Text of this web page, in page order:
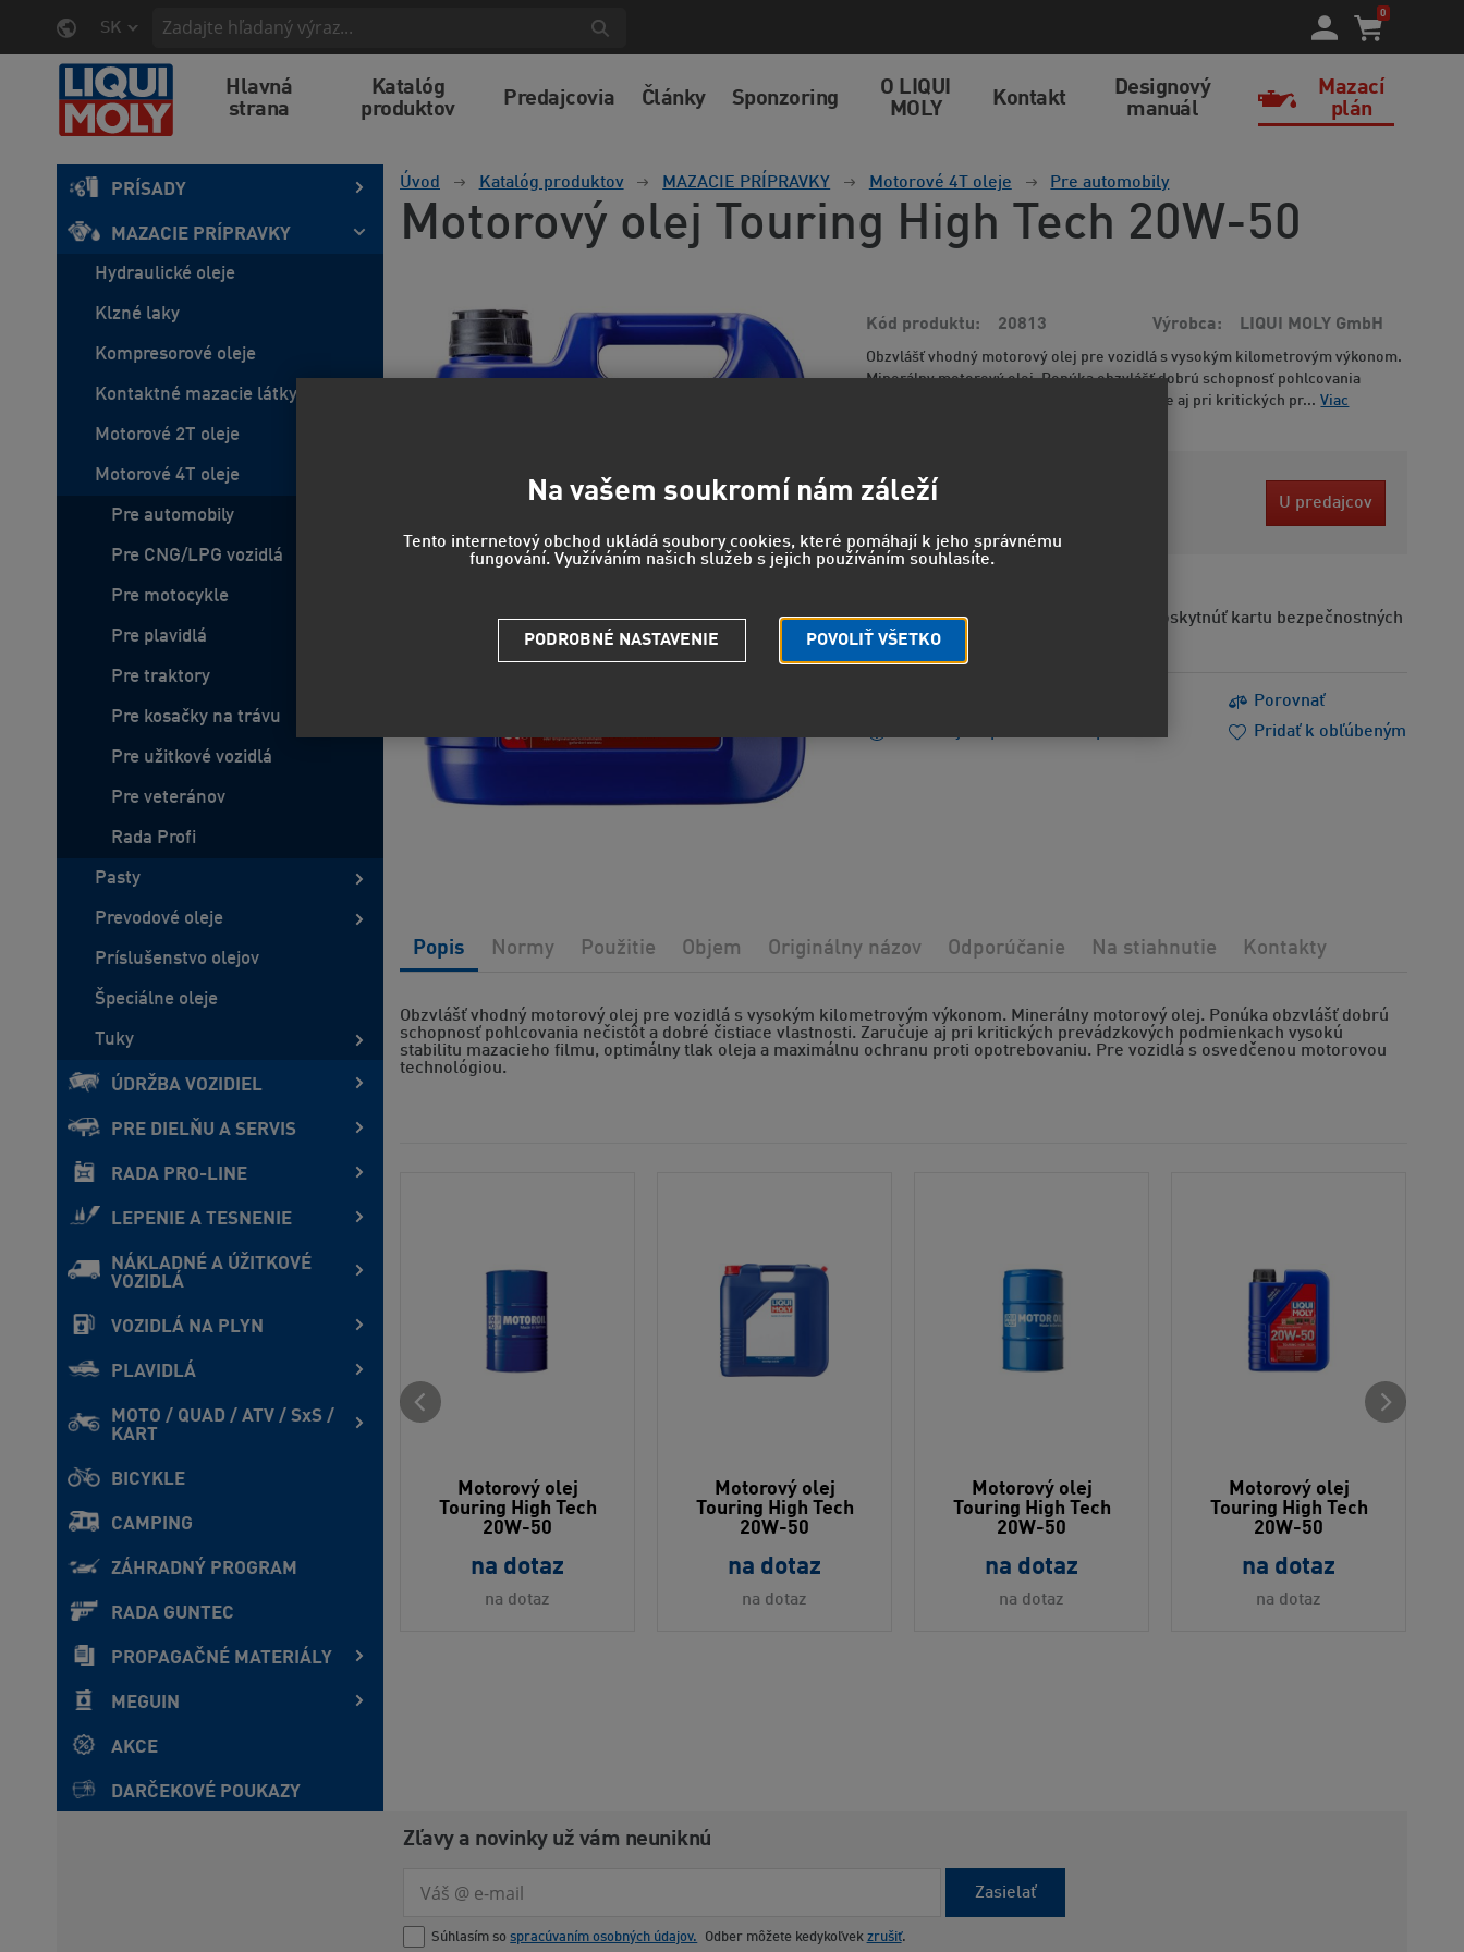
SK
0
Hlavná
strana
Katalóg
produktov
Predajcovia Články Sponzoring
O LIQUI
MOLY
Kontakt
Designový
manuál
Mazací
plán
PRÍSADY
MAZACIE PRÍPRAVKY
Hydraulické oleje
Klzné laky
Kompresorové oleje
Kontaktné mazacie látky
Motorové 2T oleje
Motorové 4T oleje
Pre automobily
Pre CNG/LPG vozidlá
Pre motocykle
Pre plavidlá
Pre traktory
Pre kosačky na trávu
Pre užitkové vozidlá
Pre veteránov
Rada Profi
Pasty
Prevodové oleje
Príslušenstvo olejov
Špeciálne oleje
Tuky
ÚDRŽBA VOZIDIEL
PRE DIELŇU A SERVIS
RADA PRO-LINE
LEPENIE A TESNENIE
NÁKLADNÉ A ÚŽITKOVÉ
VOZIDLÁ
VOZIDLÁ NA PLYN
PLAVIDLÁ
MOTO / QUAD / ATV / SxS /
KART
BICYKLE
CAMPING
ZÁHRADNÝ PROGRAM
RADA GUNTEC
PROPAGAČNÉ MATERIÁLY
MEGUIN
AKCE
DARČEKOVÉ POUKAZY
Úvod Katalóg produktov MAZACIE PRÍPRAVKY Motorové 4T oleje Pre automobily
Motorový olej Touring High Tech 20W-50
Kód produktu 20813 Výrobca LIQUI MOLY GmbH
Obzvlášť vhodný motorový olej pre vozidlá s vysokým kilometrovým výkonom.
Minerálny motorový olej. Ponúka obzvlášť dobrú schopnosť pohlcovania
nečistôt a dobré čistiace vlastnosti. Zaručuje aj pri kritických pr... Viac
60,57 EUR U predajcov
EUH210 - Na požiadanie možno poskytnúť kartu bezpečnostných
údajov.
Porovnať
Pridať k obľúbeným
Obzvlášť vhodný motorový olej pre vozidlá s vysokým kilometrovým výkonom. Minerálny motorový olej. Ponúka obzvlášť dobrú
schopnosť pohlcovania nečistôt a dobré čistiace vlastnosti. Zaručuje aj pri kritických prevádzkových podmienkach vysokú
stabilitu mazacieho filmu, optimálny tlak oleja a maximálnu ochranu proti opotrebovaniu. Pre vozidlá s osvedčenou motorovou
technológiou.
Popis Normy Použitie Objem Originálny názov Odporúčanie Na stiahnutie Kontakty
Motorový olej
Touring High Tech
20W-50
na dotaz
na dotaz
Motorový olej
Touring High Tech
20W-50
na dotaz
na dotaz
Motorový olej
Touring High Tech
20W-50
na dotaz
na dotaz
Motorový olej
Touring High Tech
20W-50
na dotaz
na dotaz
Zľavy a novinky už vám neuniknú
Zasielať
Súhlasím so spracúvaním osobných údajov. Odber môžete kedykoľvek zrušiť.
Na vašem soukromí nám záleží
Tento internetový obchod ukládá soubory cookies, které pomáhají k jeho správnému
fungování. Využíváním našich služeb s jejich používáním souhlasíte.
POVOLIŤ VŠETKO
PODROBNÉ NASTAVENIE